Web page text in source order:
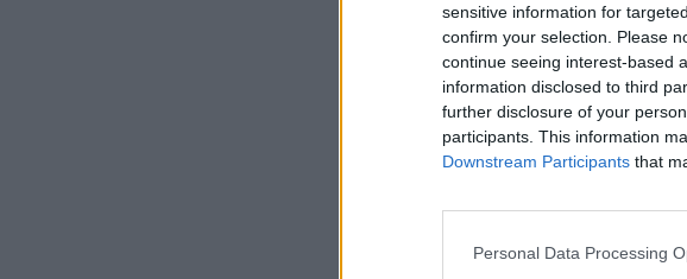
sensitive information for
confirm your selection. Please
continue seeing interest-based
information disclosed to third
further disclosure of your
participants. This information
Downstream Participants that
Personal Data Processing